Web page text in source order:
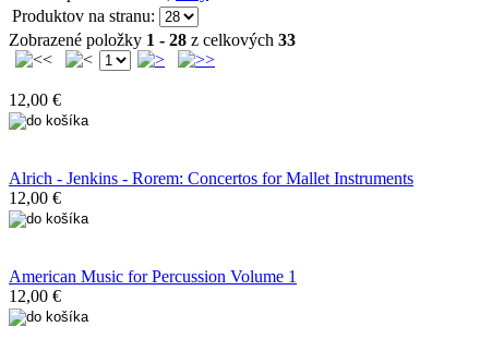
Produktov na stranu:
Zobrazené položky 1 - 28 z celkových 33
12,00 €
Alrich - Jenkins - Rorem: Concertos for Mallet Instruments
12,00 €
American Music for Percussion Volume 1
12,00 €